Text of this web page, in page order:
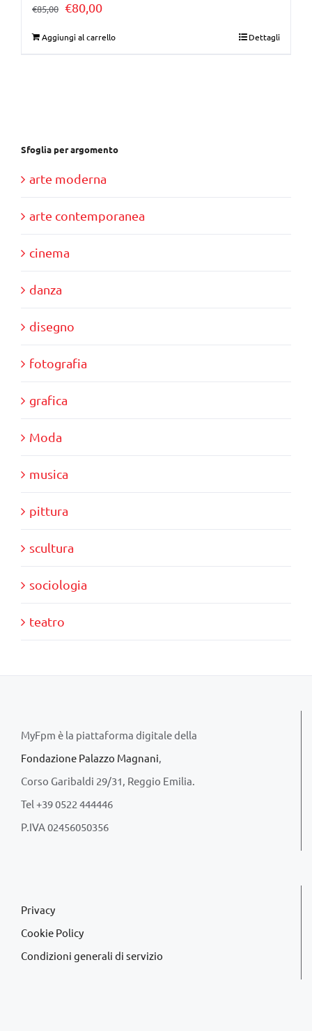
€85,00 Il
€80,00Il
Aggiungi al carrello Dettagli
Sfoglia per argomento
arte moderna
arte contemporanea
cinema
danza
disegno
fotografia
grafica
Moda
musica
pittura
scultura
sociologia
teatro
MyFpm è la piattaforma digitale della
Fondazione Palazzo Magnani,
Corso Garibaldi 29/31, Reggio Emilia.
Tel +39 0522 444446
P.IVA 02456050356
Privacy
Cookie Policy
Condizioni generali di servizio